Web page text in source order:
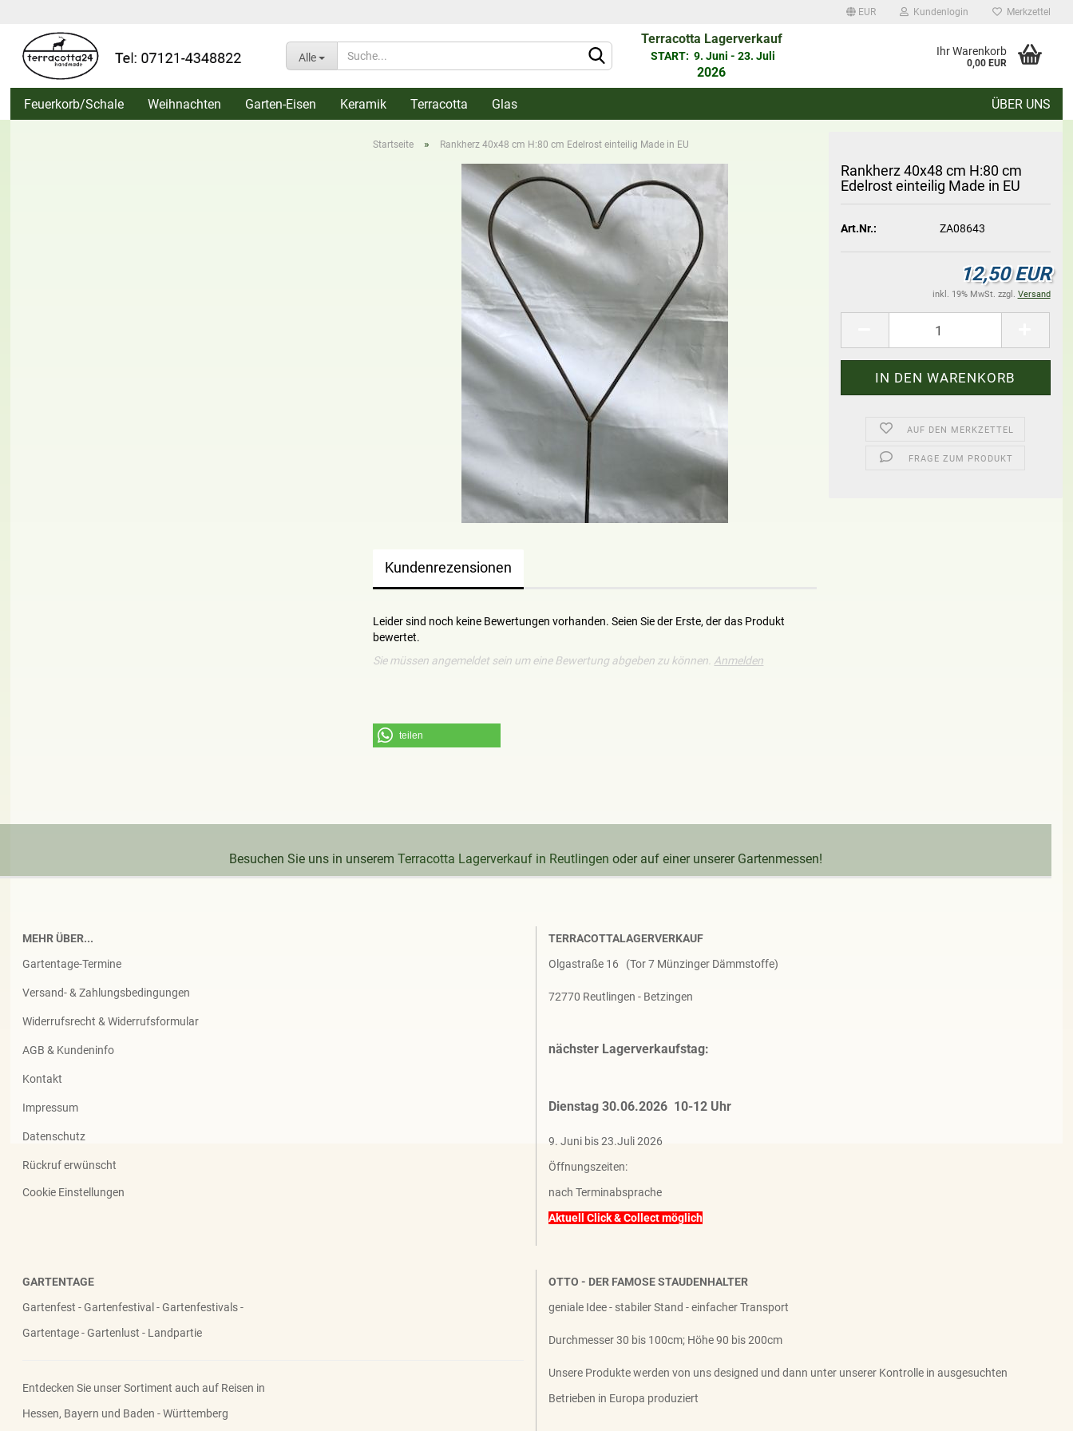
EUR
Währung auswählen
Kundenlogin Merkzettel
Alle
Terracotta Lagerverkauf
START: 9. Juni - 23. Juli
2026
Ihr Warenkorb
0,00 EUR
Feuerkorb/Schale Weihnachten Garten-Eisen Keramik Terracotta Glas ÜBER UNS
Startseite » Rankherz 40x48 cm H:80 cm Edelrost einteilig Made in EU
Rank­herz 40x48 cm H:80 cm
Edel­rost ein­tei­lig Made in EU
Art.Nr.: ZA08643
12,50 EUR
inkl. 19% MwSt. zzgl. Versand
AUF DEN MERKZETTEL
FRAGE ZUM PRODUKT
Kundenrezensionen
Leider sind noch keine Bewertungen vorhanden. Seien Sie der Erste, der das Produkt
bewertet.
Sie müssen angemeldet sein um eine Bewertung abgeben zu können. Anmelden
teilen
Besuchen Sie uns in unseremTerracotta Lagerverkauf in Reutlingen oder auf einer unserer Gartenmessen!
MEHR ÜBER...
Gartentage-Termine
Versand- & Zahlungsbedingungen
Widerrufsrecht & Widerrufsformular
AGB & Kundeninfo
Kontakt
Impressum
Datenschutz
Rückruf erwünscht
Cookie Einstellungen
TERRACOTTALAGERVERKAUF
Olgastraße 16 (Tor 7 Münzinger Dämmstoffe)
72770 Reutlingen - Betzingen
nächster Lagerverkaufstag:
Dienstag 30.06.2026 10-12 Uhr
9. Juni bis 23.Juli 2026
Öffnungszeiten:
nach Terminabsprache
Aktuell Click & Collect möglich
GARTENTAGE
Gartenfest - Gartenfestival - Gartenfestivals -
Gartentage - Gartenlust - Landpartie
Entdecken Sie unser Sortiment auch auf Reisen in
Hessen, Bayern und Baden - Württemberg
OTTO - DER FAMOSE STAUDENHALTER
geniale Idee - stabiler Stand - einfacher Transport
Durchmesser 30 bis 100cm; Höhe 90 bis 200cm
Unsere Produkte werden von uns designed und dann unter unserer Kontrolle in ausgesuchten
Betrieben in Europa produziert